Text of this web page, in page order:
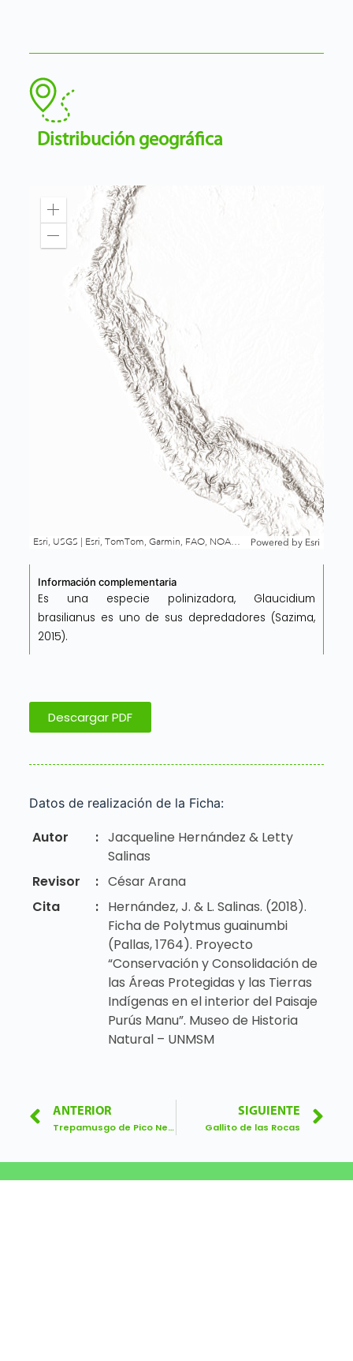
Distribución geográfica
Información complementaria
Es una especie polinizadora, Glaucidium
brasilianus es uno de sus depredadores (Sazima,
2015).
Descargar PDF
Datos de realización de la Ficha:
Autor : Jacqueline Hernández & Letty
Salinas
Revisor
: César Arana
Cita
: Hernández, J. & L. Salinas. (2018).
Ficha de Polytmus guainumbi
(Pallas, 1764). Proyecto
“Conservación y Consolidación de
las Áreas Protegidas y las Tierras
Indígenas en el interior del Paisaje
Purús Manu”. Museo de Historia
Natural – UNMSM
ANTERIOR
Trepamusgo de Pico Negro
SIGUIENTE
Gallito de las Rocas